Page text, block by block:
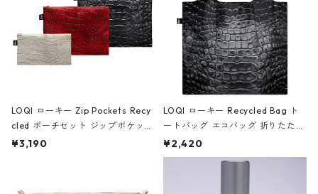
LOQI ローキー Zip Pockets Recy
cled ポーチセット ジップポケット
ファスナーポーチ 撥水加工 トラベ
¥3,190
LOQI ローキー Recycled Bag ト
ートバッグ エコバッグ 折りたたみ
大きめ 撥水加工 収納ポーチ CRO
CODILE/Black クロコダイル/ブラ
¥2,420